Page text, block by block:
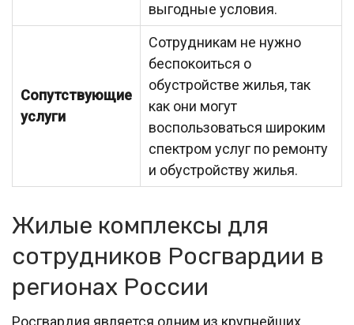
выгодные условия.
Сопутствующие
услуги
Сотрудникам не нужно
беспокоиться о
обустройстве жилья, так
как они могут
воспользоваться широким
спектром услуг по ремонту
и обустройству жилья.
Жилые комплексы для
сотрудников Росгвардии в
регионах России
Росгвардия является одним из крупнейших